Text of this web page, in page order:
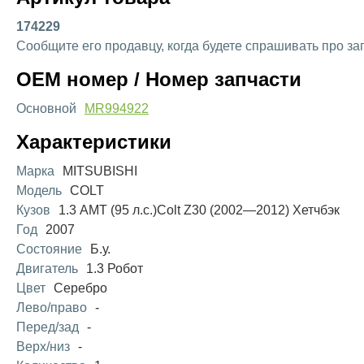
174229
Сообщите его продавцу, когда будете спрашивать про
OEM номер / Номер запчасти
Основной MR994922
Характеристики
Марка
MITSUBISHI
Модель COLT
Кузов
1.3 AMT (95 л.с.)Colt Z30 (2002—2012) Хетчбэк
Год
2007
Состояние
Б.у.
Двигатель
1.3 Робот
Цвет Серебро
Лево/право -
Перед/зад
-
Верх/низ -